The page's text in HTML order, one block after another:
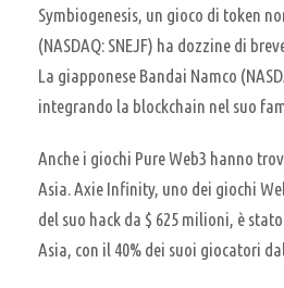
Symbiogenesis, un gioco di token
(NASDAQ: SNEJF) ha dozzine di
La giapponese Bandai Namco
integrando la blockchain nel suo
Anche i giochi Pure Web3 hanno
Asia. Axie Infinity, uno dei giochi
del suo hack da $ 625 milioni, è
Asia, con il 40% dei suoi giocatori